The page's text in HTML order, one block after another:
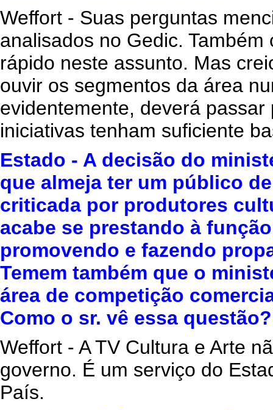
Weffort - Suas perguntas
analisados no Gedic.
rápido neste assunto. Mas
ouvir os segmentos da área
evidentemente, deverá
iniciativas tenham suficiente
Estado - A decisão do
que almeja ter um público
criticada por produtores
acabe se prestando à
promovendo e fazendo
Temem também que o
área de competição
Como o sr. vê essa questão?
Weffort - A TV Cultura e Arte
governo. É um serviço do
País.